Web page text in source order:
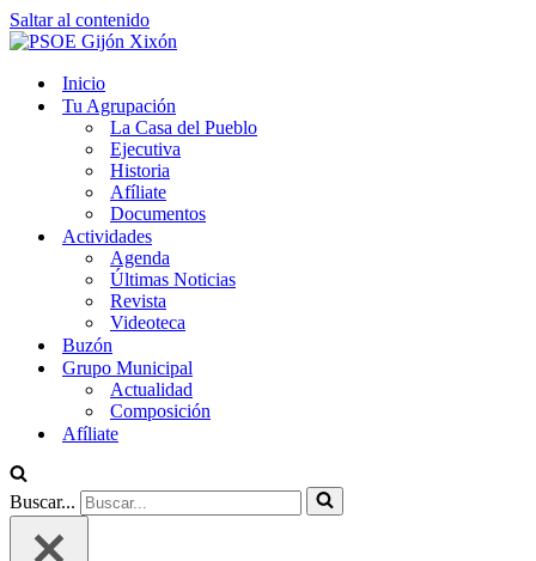
Saltar al contenido
Inicio
Tu Agrupación
La Casa del Pueblo
Ejecutiva
Historia
Afíliate
Documentos
Actividades
Agenda
Últimas Noticias
Revista
Videoteca
Buzón
Grupo Municipal
Actualidad
Composición
Afíliate
Buscar...